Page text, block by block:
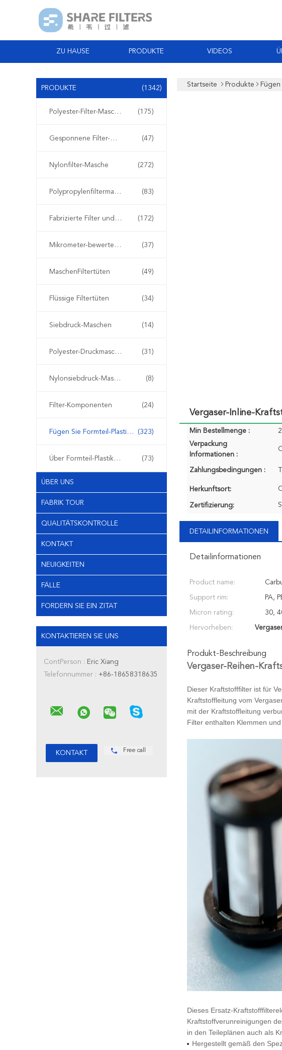
ZU HAUSE PRODUKTE VIDEOS
PRODUKTE (1342)
Polyester-Filter-Masche (175)
Gesponnene Filter-Masche (47)
Nylonfilter-Masche (272)
Polypropylenfiltermasche (83)
Fabrizierte Filter und Schirme (172)
Mikrometer-bewertete Filtertüten (37)
MaschenFiltertüten (49)
Flüssige Filtertüten (34)
Siebdruck-Maschen (14)
Polyester-Druckmasche (31)
Nylonsiebdruck-Masche (8)
Filter-Komponenten (24)
Fügen Sie Formteil-Plastikfilter ein (323)
Über Formteil-Plastikfiltern (73)
ÜBER UNS
FABRIK TOUR
QUALITÄTSKONTROLLE
KONTAKT
NEUIGKEITEN
FÄLLE
FORDERN SIE EIN ZITAT
KONTAKTIEREN SIE UNS
ContPerson : Eric Xiang
Telefonnummer : +86-18658318635
Free call
Startseite Produkte
Vergaser-Inline-
Min Bestellmenge :
Verpackung
Informationen :
Zahlungsbedingungen :
Herkunftsort:
Zertifizierung:
DETAILINFORMATIONEN
Detailinformationen
Product name:
Support rim: PA,
Micron rating: 30,
Hervorheben:
Produkt-Beschreibung
Vergaser-Reihen-
Dieser Kraftstofffilter ist für
Kraftstoffleitung vom
mit der Kraftstoffleitung
Filter enthalten Klemmen
Dieses Ersatz-
Kraftstoffverunreinigungen
in den Teileplänen auch als
Hergestellt gemäß den